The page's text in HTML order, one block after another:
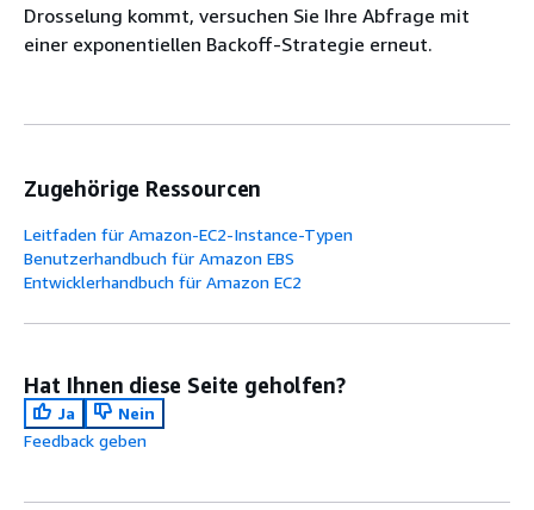
Drosselung kommt, versuchen Sie Ihre Abfrage mit
einer exponentiellen Backoff-Strategie erneut.
Zugehörige Ressourcen
Leitfaden für Amazon-EC2-Instance-Typen
Benutzerhandbuch für Amazon EBS
Entwicklerhandbuch für Amazon EC2
Hat Ihnen diese Seite geholfen?
Ja
Nein
Feedback geben